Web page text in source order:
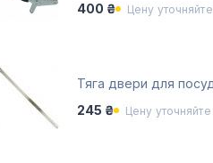
400 ₴
Цену уточняйте
Тяга двери для
245 ₴
Цену уточняйте